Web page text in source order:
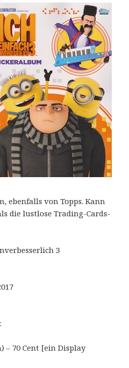
ebenfalls von Topps. Kann
die lustlose Trading-Cards-
3
:
– 70 Cent [ein Display